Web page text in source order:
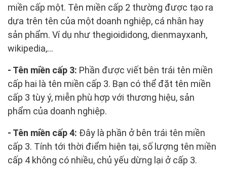
miền cấp một. Tên miền cấp 2 thường được tạo ra
dựa trên tên của một doanh nghiệp, cá nhân hay
sản phẩm. Ví dụ như thegioididong, dienmayxanh,
wikipedia,...
- Tên miền cấp 3: Phần được viết bên trái tên miền
cấp hai là tên miền cấp 3. Bạn có thể đặt tên miền
cấp 3 tùy ý, miễn phù hợp với thương hiệu, sản
phẩm của doanh nghiệp.
- Tên miền cấp 4: Đây là phần ở bên trái tên miền
cấp 3. Tính tới thời điểm hiện tại, số lượng tên miền
cấp 4 không có nhiều, chủ yếu dừng lại ở cấp 3.